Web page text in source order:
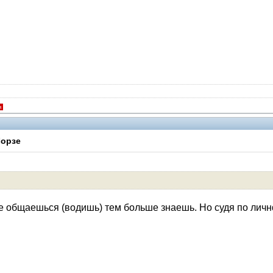
общаешься (водишь) тем больше знаешь. Но судя по